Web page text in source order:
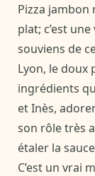
Pizza jambon
plat; c’est
souviens de
Lyon, le doux
ingrédients
et Inès,
son rôle très
étaler la
C’est un vrai